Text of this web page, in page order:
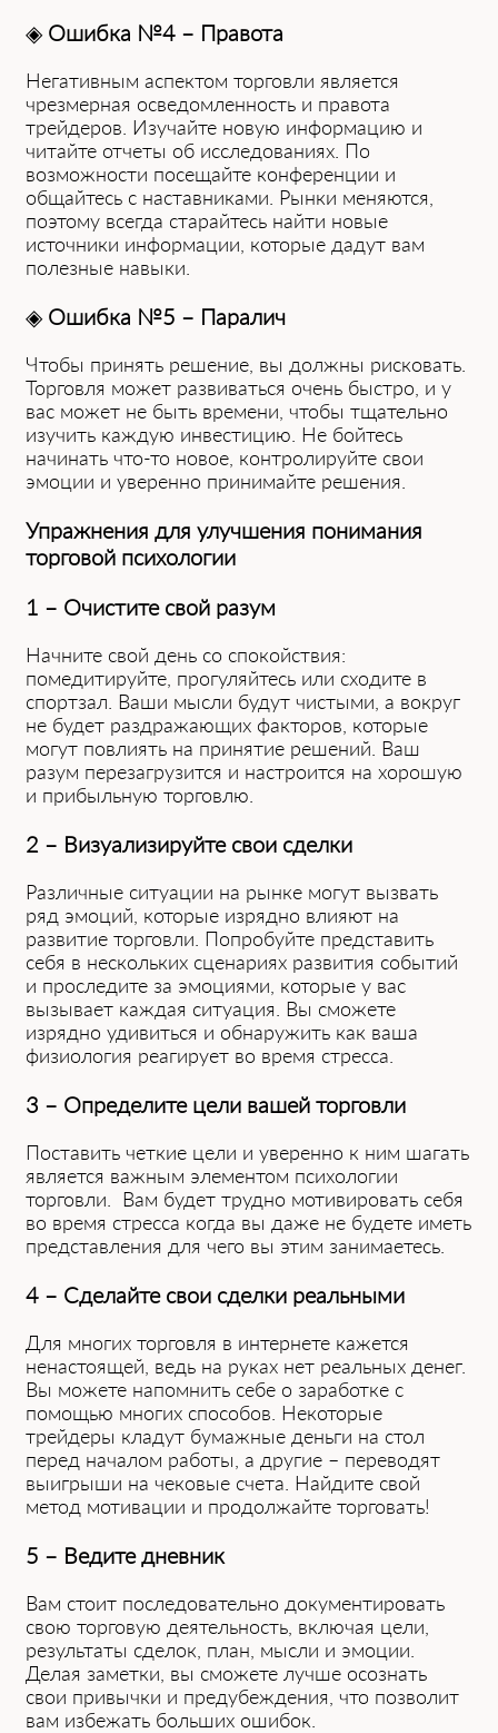
◈ Ошибка №4 – Правота
Негативным аспектом торговли является
чрезмерная осведомленность и правота
трейдеров. Изучайте новую информацию и
читайте отчеты об исследованиях. По
возможности посещайте конференции и
общайтесь с наставниками. Рынки меняются,
поэтому всегда старайтесь найти новые
источники информации, которые дадут вам
полезные навыки.
◈ Ошибка №5 – Паралич
Чтобы принять решение, вы должны рисковать.
Торговля может развиваться очень быстро, и у
вас может не быть времени, чтобы тщательно
изучить каждую инвестицию. Не бойтесь
начинать что-то новое, контролируйте свои
эмоции и уверенно принимайте решения.
Упражнения для улучшения понимания
торговой психологии
1 – Очистите свой разум
Начните свой день со спокойствия:
помедитируйте, прогуляйтесь или сходите в
спортзал. Ваши мысли будут чистыми, а вокруг
не будет раздражающих факторов, которые
могут повлиять на принятие решений. Ваш
разум перезагрузится и настроится на хорошую
и прибыльную торговлю.
2 – Визуализируйте свои сделки
Различные ситуации на рынке могут вызвать
ряд эмоций, которые изрядно влияют на
развитие торговли. Попробуйте представить
себя в нескольких сценариях развития событий
и проследите за эмоциями, которые у вас
вызывает каждая ситуация. Вы сможете
изрядно удивиться и обнаружить как ваша
физиология реагирует во время стресса.
3 – Определите цели вашей торговли
Поставить четкие цели и уверенно к ним шагать
является важным элементом психологии
торговли. Вам будет трудно мотивировать себя
во время стресса когда вы даже не будете иметь
представления для чего вы этим занимаетесь.
4 – Сделайте свои сделки реальными
Для многих торговля в интернете кажется
ненастоящей, ведь на руках нет реальных денег.
Вы можете напомнить себе о заработке с
помощью многих способов. Некоторые
трейдеры кладут бумажные деньги на стол
перед началом работы, а другие – переводят
выигрыши на чековые счета. Найдите свой
метод мотивации и продолжайте торговать!
5 – Ведите дневник
Вам стоит последовательно документировать
свою торговую деятельность, включая цели,
результаты сделок, план, мысли и эмоции.
Делая заметки, вы сможете лучше осознать
свои привычки и предубеждения, что позволит
вам избежать больших ошибок.